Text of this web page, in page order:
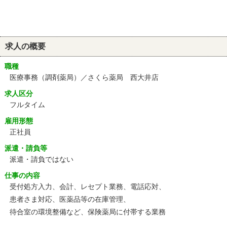
求人の概要
職種
医療事務（調剤薬局）／さくら薬局 西大井店
求人区分
フルタイム
雇用形態
正社員
派遣・請負等
派遣・請負ではない
仕事の内容
受付処方入力、会計、レセプト業務、電話応対、
患者さま対応、医薬品等の在庫管理、
待合室の環境整備など、保険薬局に付帯する業務